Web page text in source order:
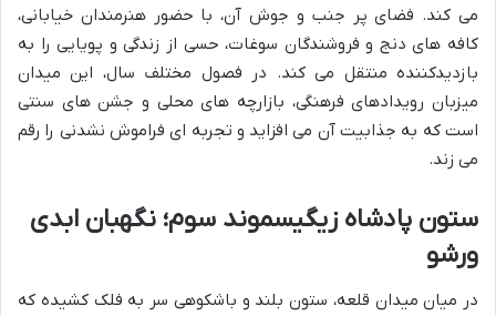
می کند. فضای پر جنب و جوش آن، با حضور هنرمندان خیابانی،
کافه های دنج و فروشندگان سوغات، حسی از زندگی و پویایی را به
بازدیدکننده منتقل می کند. در فصول مختلف سال، این میدان
میزبان رویدادهای فرهنگی، بازارچه های محلی و جشن های سنتی
است که به جذابیت آن می افزاید و تجربه ای فراموش نشدنی را رقم
می زند.
ستون پادشاه زیگیسموند سوم؛ نگهبان ابدی
ورشو
در میان میدان قلعه، ستون بلند و باشکوهی سر به فلک کشیده که